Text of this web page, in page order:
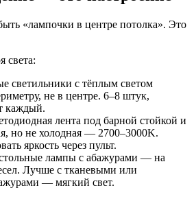
«лампочки в центре потолка». Это
света:
светильники с тёплым светом
не в центре. 6–8 штук,
каждый.
лента под барной стойкой и
но не холодная — 2700–3000K.
яркость через пульт.
лампы с абажурами — на
Лучше с тканевыми или
— мягкий свет.